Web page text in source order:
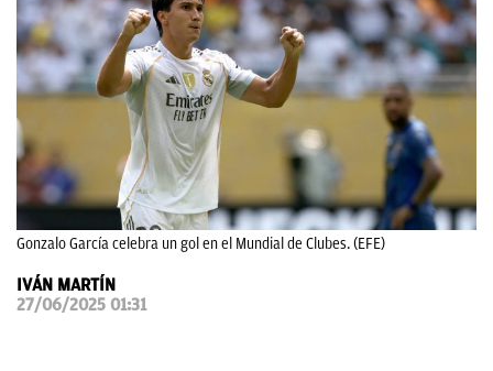
OKDIARIO
Gonzalo García celebra un gol en el Mundial de Clubes. (EFE)
IVÁN MARTÍN
27/06/2025 01:31